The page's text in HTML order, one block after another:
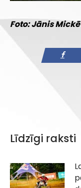
Foto: Jānis
Līdzīgi raksti